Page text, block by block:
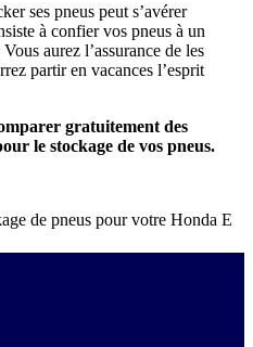
ses pneus peut s’avérer
à confier vos pneus à un
aurez l’assurance de les
partir en vacances l’esprit
gratuitement des
le stockage de vos pneus.
de pneus pour votre Honda E